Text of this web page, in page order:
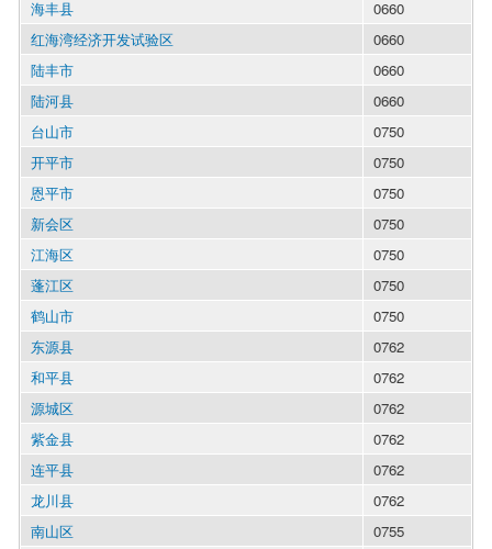
海丰县
0660
红海湾经济开发试验区
0660
陆丰市
0660
陆河县
0660
台山市
0750
开平市
0750
恩平市
0750
新会区
0750
江海区
0750
蓬江区
0750
鹤山市
0750
东源县
0762
和平县
0762
源城区
0762
紫金县
0762
连平县
0762
龙川县
0762
南山区
0755